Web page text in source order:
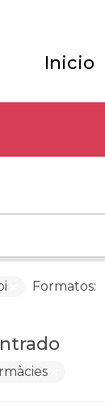
Inicio
Formatos: